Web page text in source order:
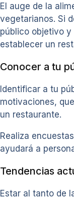
El auge de la
vegetarianos. Si
público objetivo y
establecer un
Conocer a tu
Identificar a tu
motivaciones,
un restaurante.
Realiza
ayudará a
Tendencias
Estar al tanto de